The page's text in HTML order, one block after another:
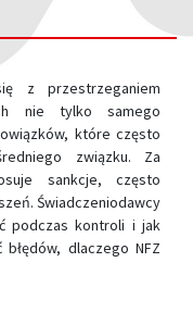
z przestrzeganiem
nie tylko samego
które często
związku. Za
sankcje, często
Świadczeniodawcy
podczas kontroli i jak
dlaczego NFZ